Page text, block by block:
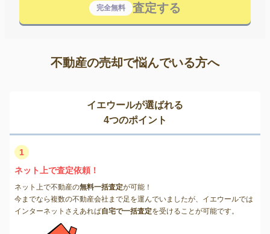
完全無料 査定する
不動産の売却で悩んでいる方へ
イエウールが選ばれる
4つのポイント
1
ネット上で査定依頼！
ネット上で不動産の無料一括査定が可能！
今までなら複数の不動産会社まで足を運んでいましたが、イエウールでは
インターネットさえあれば自宅で一括査定を受けることが可能です。